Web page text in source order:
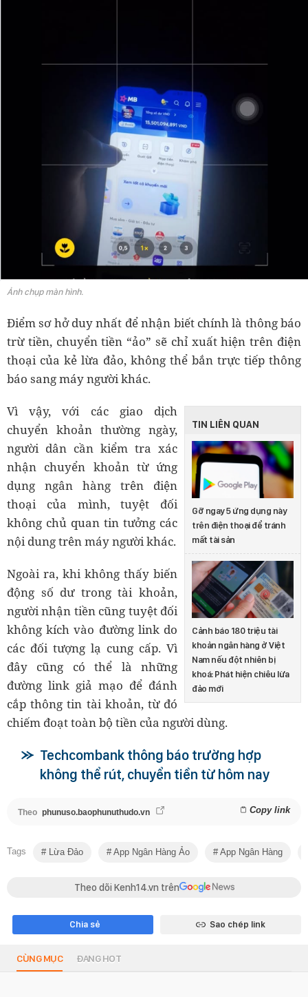
Ảnh chụp màn hình.
Điểm sơ hở duy nhất để nhận biết chính là thông báo
trừ tiền, chuyển tiền “ảo” sẽ chỉ xuất hiện trên điện
thoại của kẻ lừa đảo, không thể bắn trực tiếp thông
báo sang máy người khác.
TIN LIÊN QUAN
Gỡ ngay 5 ứng dụng này
trên điện thoại để tránh
mất tài sản
Cảnh báo 180 triệu tài
khoản ngân hàng ở Việt
Nam nếu đột nhiên bị
khoá: Phát hiện chiêu lừa
đảo mới
Vì vậy, với các giao dịch
chuyển khoản thường ngày,
người dân cần kiểm tra xác
nhận chuyển khoản từ ứng
dụng ngân hàng trên điện
thoại của mình, tuyệt đối
không chủ quan tin tưởng các
nội dung trên máy người khác.
Ngoài ra, khi không thấy biến
động số dư trong tài khoản,
người nhận tiền cũng tuyệt đối
không kích vào đường link do
các đối tượng lạ cung cấp. Vì
đây cũng có thể là những
đường link giả mạo để đánh
cắp thông tin tài khoản, từ đó
chiếm đoạt toàn bộ tiền của người dùng.
Techcombank thông báo trường hợp
không thể rút, chuyển tiền từ hôm nay
Theo phunuso.baophunuthudo.vn Copy link
Tags Lừa Đảo App Ngân Hàng Ảo App Ngân Hàng
Theo dõi Kenh14.vn trên
Chia sẻ Sao chép link
CÙNG MỤC ĐANG HOT